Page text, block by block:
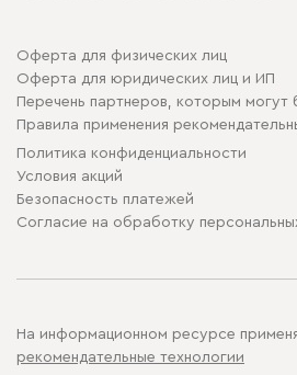
Оферта для физических лиц
Оферта для юридических лиц и ИП
Перечень партнеров, которым могут
Правила применения
Политика конфиденциальности
Условия акций
Безопасность платежей
Cогласие на обработку
На информационном ресурсе
рекомендательные технологии